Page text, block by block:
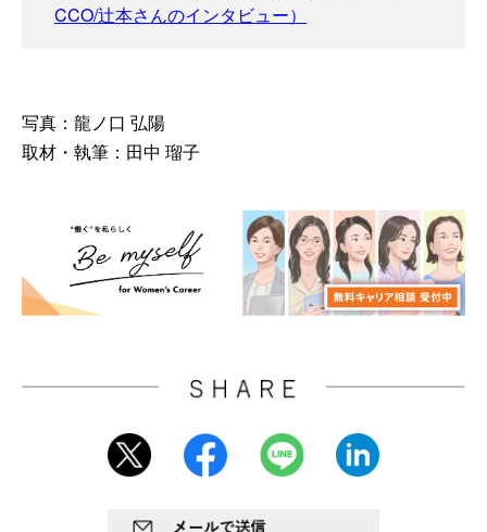
CCO/辻本さんのインタビュー）
写真：龍ノ口 弘陽
取材・執筆：田中 瑠子